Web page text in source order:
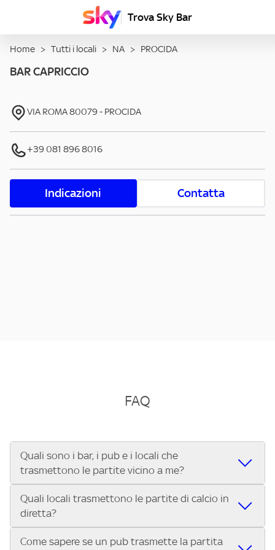
Trova Sky Bar
Home > Tutti i locali > NA > PROCIDA
BAR CAPRICCIO
VIA ROMA80079 - PROCIDA
+39 081 896 8016
Indicazioni Contatta
FAQ
Quali sono i bar, i pub e i locali che
trasmettono le partite vicino a me?
Se cerchi un bar, pub, ristorante o locale vicino a te per
vedere le partite di Serie A ENILIVE, la Serie C Sky Wifi, la
UEFA Champions League, la UEFA Europa League, la UEFA
Conference League, il Tennis, la Formula 1®, la MotoGP™ e
Quali locali trasmettono le partite di calcio in
diretta?
Vuoi sapere quali bar, pub o ristoranti mostrano le partite
Come sapere se un pub trasmette la partita